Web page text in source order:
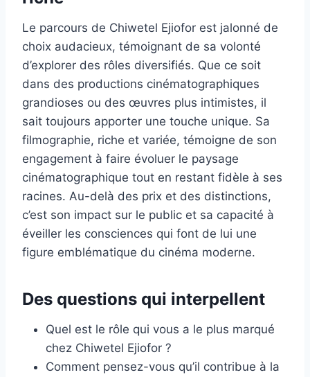
Le parcours de Chiwetel Ejiofor est jalonné de
choix audacieux, témoignant de sa volonté
d’explorer des rôles diversifiés. Que ce soit
dans des productions cinématographiques
grandioses ou des œuvres plus intimistes, il
sait toujours apporter une touche unique. Sa
filmographie, riche et variée, témoigne de son
engagement à faire évoluer le paysage
cinématographique tout en restant fidèle à ses
racines. Au-delà des prix et des distinctions,
c’est son impact sur le public et sa capacité à
éveiller les consciences qui font de lui une
figure emblématique du cinéma moderne.
Des questions qui interpellent
Quel est le rôle qui vous a le plus marqué
chez Chiwetel Ejiofor ?
Comment pensez-vous qu’il contribue à la